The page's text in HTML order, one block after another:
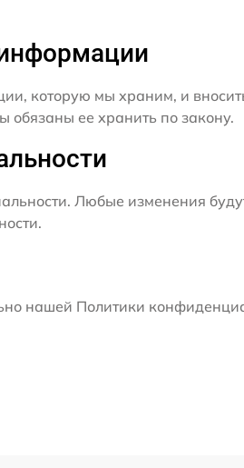
которую мы храним, и
ее хранить по закону.
Любые изменения
нашей Политики